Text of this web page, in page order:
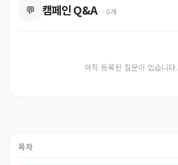
💬 캠페인 Q&A · 0개
아직 등록된 질문이 없습니다.
목차